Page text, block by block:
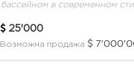
бассейном в современном
проведены ландшафтные
кустарники и крупномеры,
25'000
Возможна продажа